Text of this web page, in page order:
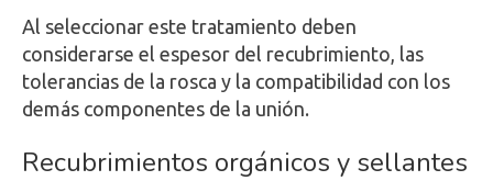
Al seleccionar este tratamiento deben
considerarse el espesor del recubrimiento, las
tolerancias de la rosca y la compatibilidad con los
demás componentes de la unión.
Recubrimientos orgánicos y sellantes